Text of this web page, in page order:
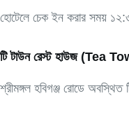
হোটেলে চেক ইন করার সময়
টি টাউন রেস্ট হাউজ (Tea
শ্রীমঙ্গল হবিগঞ্জ রোডে